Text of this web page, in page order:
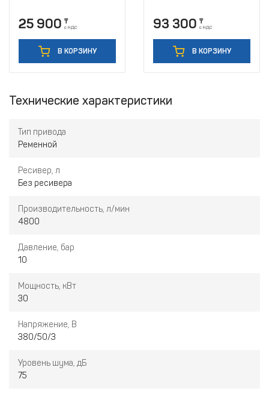
25 900 ₸
с НДС
В КОРЗИНУ
93 300 ₸
с НДС
В КОРЗИНУ
Технические характеристики
Тип привода
Ременной
Ресивер, л
Без ресивера
Производительность, л/мин
4800
Давление, бар
10
Мощность, кВт
30
Напряжение, В
380/50/3
Уровень шума, дБ
75